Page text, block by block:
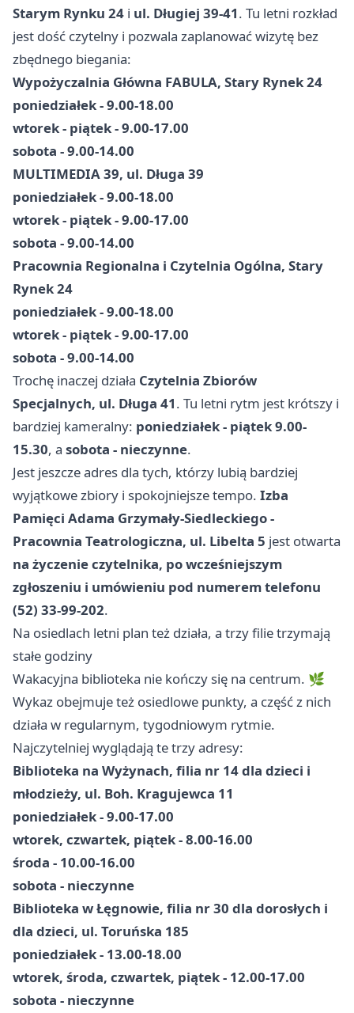
Starym Rynku 24 i ul. Długiej 39-41. Tu letni rozkład
jest dość czytelny i pozwala zaplanować wizytę bez
zbędnego biegania:
Wypożyczalnia Główna FABULA, Stary Rynek 24
poniedziałek - 9.00-18.00
wtorek - piątek - 9.00-17.00
sobota - 9.00-14.00
MULTIMEDIA 39, ul. Długa 39
poniedziałek - 9.00-18.00
wtorek - piątek - 9.00-17.00
sobota - 9.00-14.00
Pracownia Regionalna i Czytelnia Ogólna, Stary
Rynek 24
poniedziałek - 9.00-18.00
wtorek - piątek - 9.00-17.00
sobota - 9.00-14.00
Trochę inaczej działa Czytelnia Zbiorów
Specjalnych, ul. Długa 41. Tu letni rytm jest krótszy i
bardziej kameralny: poniedziałek - piątek 9.00-
15.30, a sobota - nieczynne.
Jest jeszcze adres dla tych, którzy lubią bardziej
wyjątkowe zbiory i spokojniejsze tempo. Izba
Pamięci Adama Grzymały-Siedleckiego -
Pracownia Teatrologiczna, ul. Libelta 5 jest otwarta
na życzenie czytelnika, po wcześniejszym
zgłoszeniu i umówieniu pod numerem telefonu
(52) 33-99-202.
Na osiedlach letni plan też działa, a trzy filie trzymają
stałe godziny
Wakacyjna biblioteka nie kończy się na centrum. 🌿
Wykaz obejmuje też osiedlowe punkty, a część z nich
działa w regularnym, tygodniowym rytmie.
Najczytelniej wyglądają te trzy adresy:
Biblioteka na Wyżynach, filia nr 14 dla dzieci i
młodzieży, ul. Boh. Kragujewca 11
poniedziałek - 9.00-17.00
wtorek, czwartek, piątek - 8.00-16.00
środa - 10.00-16.00
sobota - nieczynne
Biblioteka w Łęgnowie, filia nr 30 dla dorosłych i
dla dzieci, ul. Toruńska 185
poniedziałek - 13.00-18.00
wtorek, środa, czwartek, piątek - 12.00-17.00
sobota - nieczynne